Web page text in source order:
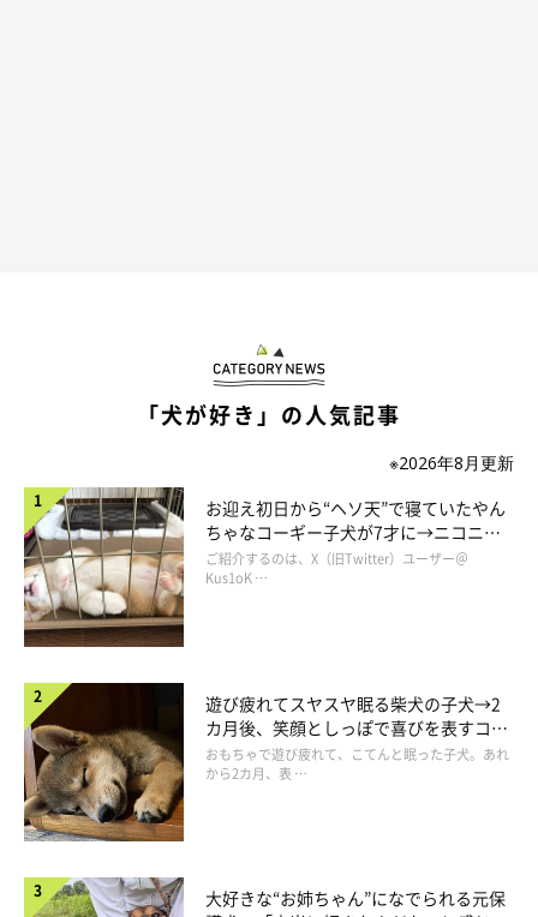
「犬が好き」の人気記事
※2026年8月更新
お迎え初日から“ヘソ天”で寝ていたやん
ちゃなコーギー子犬が7才に→ニコニ
コ“コーギースマイル”が魅力のコに成
長！
ご紹介するのは、X（旧Twitter）ユーザー＠
Kus1oK …
遊び疲れてスヤスヤ眠る柴犬の子犬→2
カ月後、笑顔としっぽで喜びを表すコに
成長！
おもちゃで遊び疲れて、こてんと眠った子犬。あれ
から2カ月、表 …
大好きな“お姉ちゃん”になでられる元保